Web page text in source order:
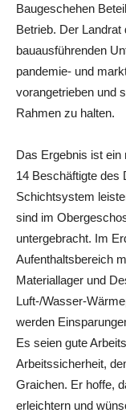
Baugeschehen
Betrieb. Der
bauausführenden
pandemie- und
vorangetrieben und
Rahmen zu halten.
Das Ergebnis ist
14 Beschäftigte des
Schichtsystem
sind im
untergebracht. Im
Aufenthaltsbereich
Materiallager und
Luft-/Wasser-
werden
Es seien gute
Arbeitssicherheit,
Graichen. Er hoffe,
erleichtern und